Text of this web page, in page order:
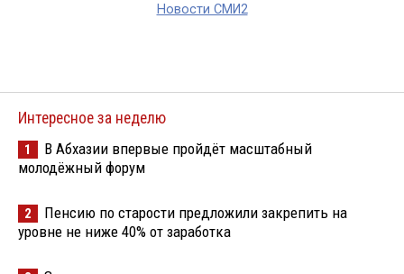
Новости СМИ2
Интересное за неделю
1
В Абхазии впервые пройдёт масштабный
молодёжный форум
2
Пенсию по старости предложили закрепить на
уровне не ниже 40% от заработка